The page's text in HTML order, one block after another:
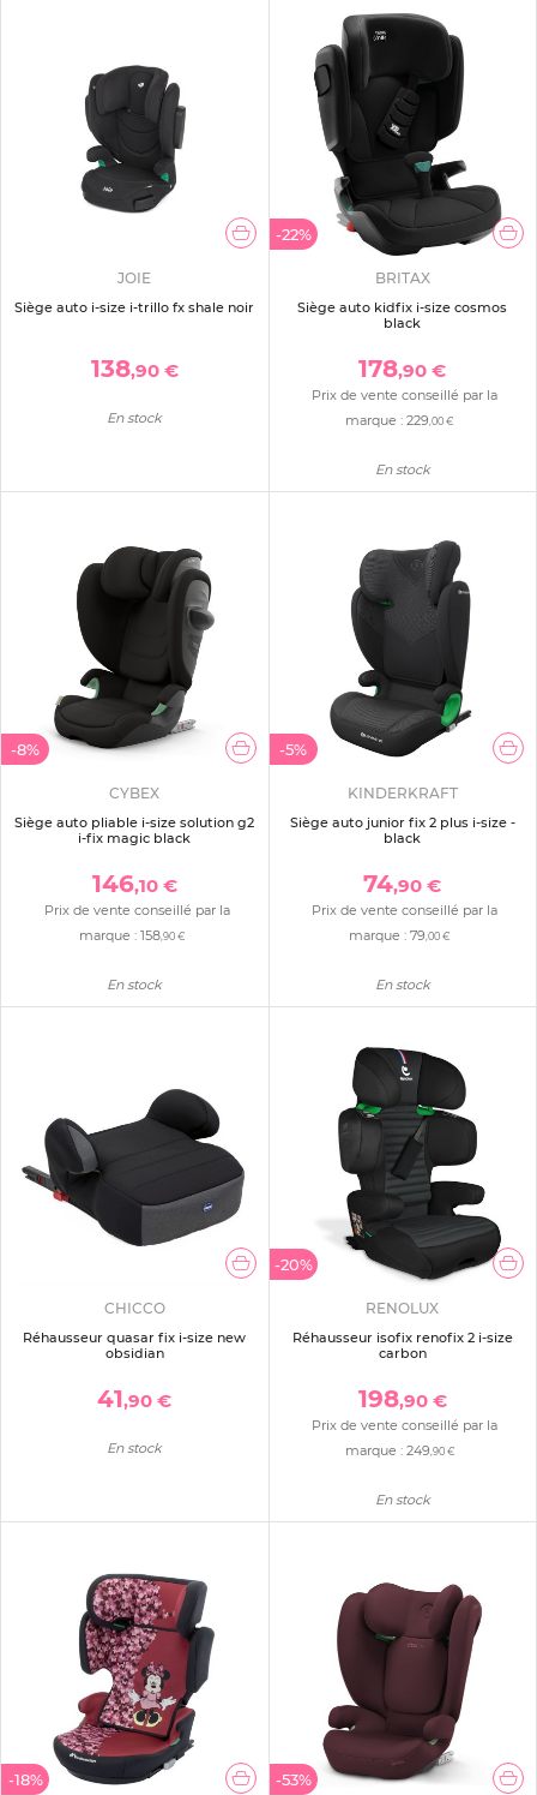
JOIE
Siège auto i-size i-trillo fx shale noir
138,90 €
En stock
-22%
BRITAX
Siège auto kidfix i-size cosmos
black
178,90 €
Prix de vente conseillé par la
marque :229 ,00 €
En stock
-8%
CYBEX
Siège auto pliable i-size solution g2
i-fix magic black
146,10 €
Prix de vente conseillé par la
marque : 158,90 €
En stock
-5%
KINDERKRAFT
Siège auto junior fix 2 plus i-size -
black
74,90 €
Prix de vente conseillé par la
marque :79 ,00 €
En stock
CHICCO
Réhausseur quasar fix i-size new
obsidian
41,90 €
En stock
-20%
RENOLUX
Réhausseur isofix renofix 2 i-size
carbon
198,90 €
Prix de vente conseillé par la
marque : 249 ,90 €
En stock
-18% -53%